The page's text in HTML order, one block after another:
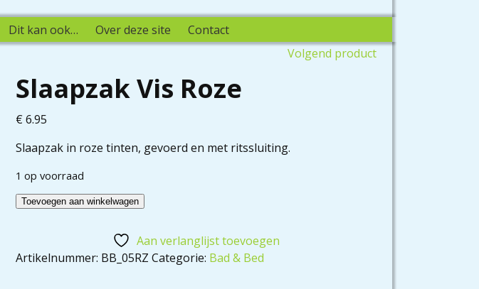
Dit kan ook… Over deze site
Contact
Volgend product
Slaapzak Vis Roze
€ 6.95
Slaapzak in roze tinten, gevoerd en met ritssluiting.
1 op voorraad
Toevoegen aan winkelwagen
Aan verlanglijst toevoegen
Artikelnummer: BB_05RZ Categorie: Bad & Bed